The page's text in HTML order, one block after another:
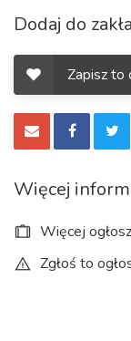
Dobrodzień
Gorzów Śląski
Kolonowskie
Namysłów
Paczków Praszka
Tułowice Ujazd
Dodaj do
Zapisz to
Więcej
Więcej
Zgłoś to